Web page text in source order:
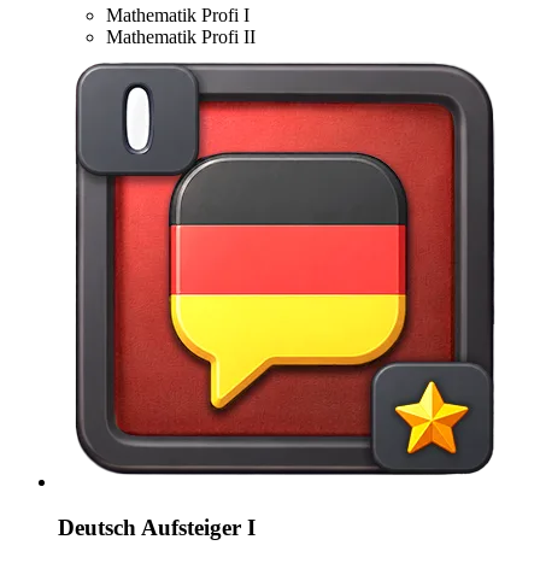
Mathematik Profi I
Mathematik Profi II
Deutsch Aufsteiger I